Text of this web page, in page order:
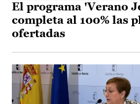
El programa 'Verano
completa al 100% las
ofertadas